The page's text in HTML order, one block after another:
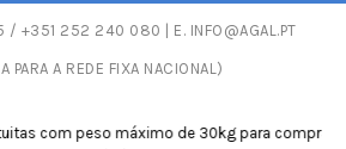
/ +351 252 240 080 | E. INFO@AGAL.PT
PARA A REDE FIXA NACIONAL)
de 30kg para compras a